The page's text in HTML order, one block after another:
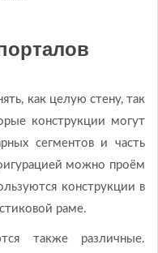
как целую стену, так
конструкции могут
сегментов и часть
можно проём
конструкции в
раме.
также различные.